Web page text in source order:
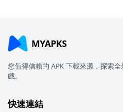
MYAPKS
您值得信賴的 APK 下載來源，探索
戲。
快速連結